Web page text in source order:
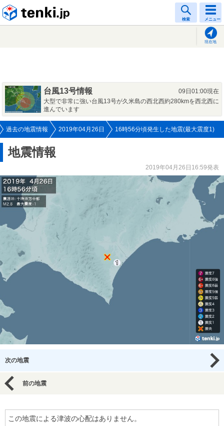
検索 メニュー
現在地
台風13号情報
09日01:00現在
大型で非常に強い台風13号が久米島の西北西約280kmを西北西に
進んでいます
過去の地震情報 2019年04月26日 16時56分頃発生した地震(最大震度1)
地震情報
2019年04月26日16:59発表
次の地震
前の地震
この地震による津波の心配はありません。